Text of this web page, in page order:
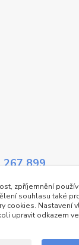
267 899
zpříjemnění
souhlasu také
cookies. Nastavení
upravit odkazem